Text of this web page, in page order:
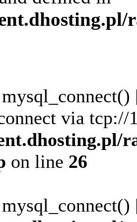
via
on line 26